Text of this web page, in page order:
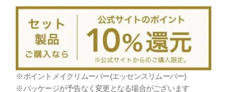
※ポイントメイクリムーバー(エッセンスリムーバー)
※パッケージが予告なく変更となる場合がございます